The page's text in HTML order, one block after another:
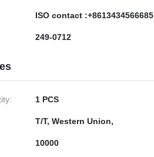
ISO contact :+8613434566685
249-0712
1 PCS
T/T, Western Union,
10000